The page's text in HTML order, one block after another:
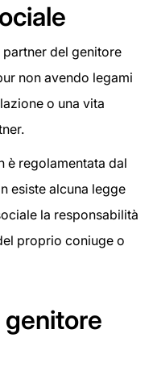
del genitore
non avendo legami
o una vita
è regolamentata dal
esiste alcuna legge
la responsabilità
proprio coniuge o
genitore